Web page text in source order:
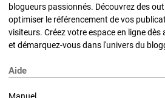
blogueurs passionnés. Découvrez des
optimiser le référencement de vos
visiteurs. Créez votre espace en ligne dès
et démarquez-vous dans l'univers du
Aide